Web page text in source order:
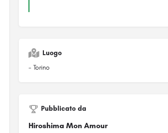
Luogo
- Torino
Pubblicato da
Hiroshima Mon Amour